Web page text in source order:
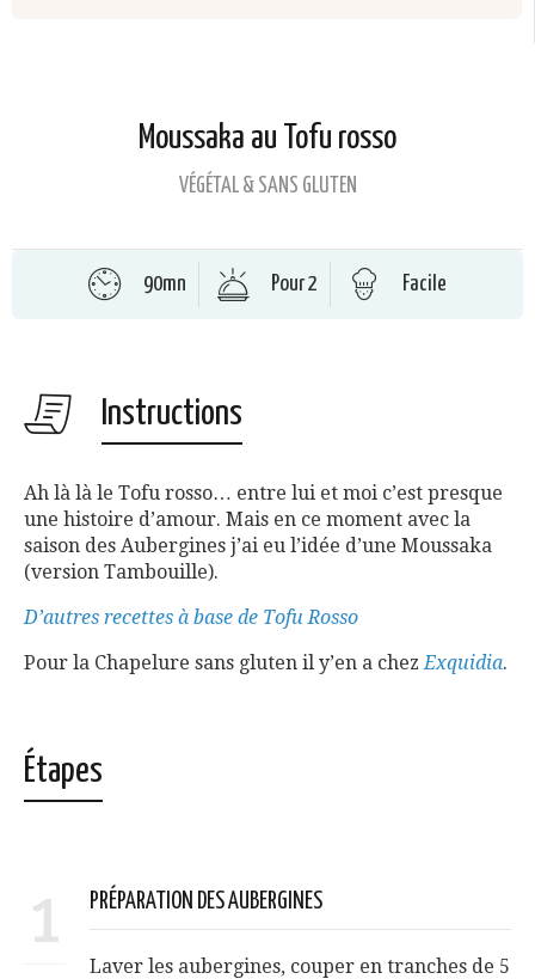
Moussaka au Tofu rosso
VÉGÉTAL & SANS GLUTEN
90mn Pour 2 Facile
Instructions
Ah là là le Tofu rosso… entre lui et moi c’est presque
une histoire d’amour. Mais en ce moment avec la
saison des Aubergines j’ai eu l’idée d’une Moussaka
(version Tambouille).
D’autres recettes à base de Tofu Rosso
Pour la Chapelure sans gluten il y’en a chezExquidia.
Étapes
1 PRÉPARATION DES AUBERGINES
Laver les aubergines, couper en tranches de 5